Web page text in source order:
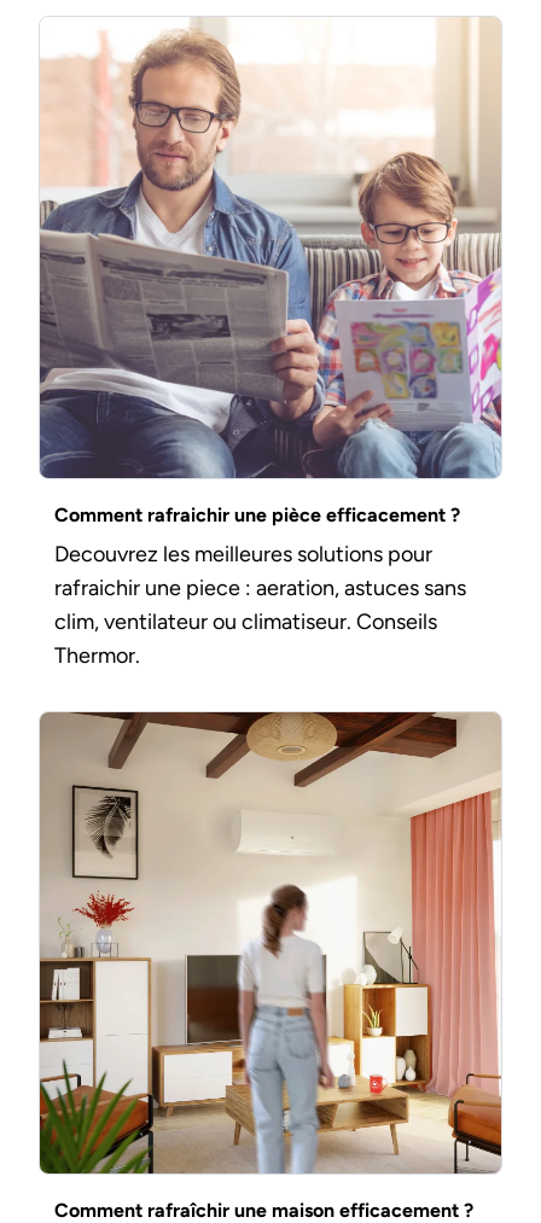
Comment rafraichir une pièce efficacement ?
Decouvrez les meilleures solutions pour
rafraichir une piece : aeration, astuces sans
clim, ventilateur ou climatiseur. Conseils
Thermor.
Comment rafraîchir une maison efficacement ?